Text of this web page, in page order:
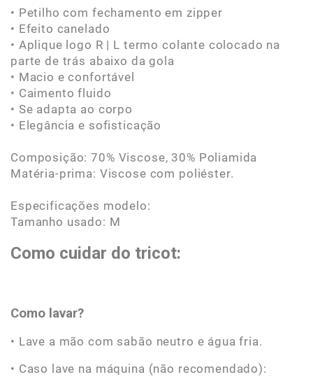
• Petilho com fechamento em zipper
• Efeito canelado
• Aplique logo R | L termo colante colocado na
parte de trás abaixo da gola
• Macio e confortável
• Caimento fluido
• Se adapta ao corpo
• Elegância e sofisticação
Composição: 70% Viscose, 30% Poliamida
Matéria-prima: Viscose com poliéster.
Especificações modelo:
Tamanho usado: M
Como cuidar do tricot:
Como lavar?
• Lave a mão com sabão neutro e água fria.
• Caso lave na máquina (não recomendado):